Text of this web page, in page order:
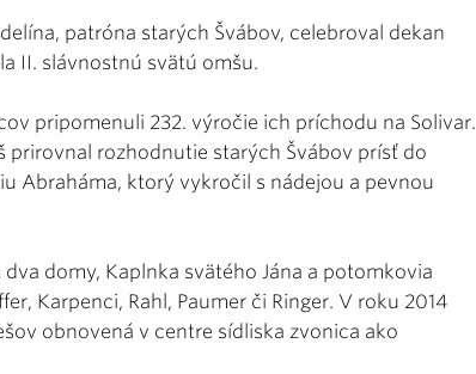
patróna starých Švábov, celebroval dekan
II. slávnostnú svätú omšu.
pripomenuli 232. výročie ich príchodu na Solivar.
prirovnal rozhodnutie starých Švábov prísť do
Abraháma, ktorý vykročil s nádejou a pevnou
domy, Kaplnka svätého Jána a potomkovia
Karpenci, Rahl, Paumer či Ringer. V roku 2014
obnovená v centre sídliska zvonica ako